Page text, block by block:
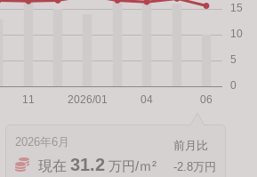
2026年6月
現在 31.2 万円/ｍ² -2.8万円